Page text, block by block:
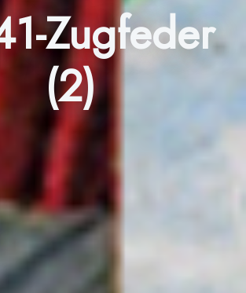
Zugfeder
(2)